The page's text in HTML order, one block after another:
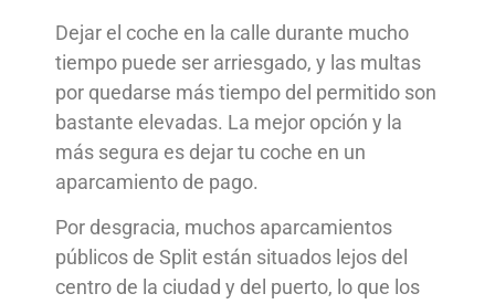
Dejar el coche en la calle durante mucho
tiempo puede ser arriesgado, y las multas
por quedarse más tiempo del permitido son
bastante elevadas. La mejor opción y la
más segura es dejar tu coche en un
aparcamiento de pago.
Por desgracia, muchos aparcamientos
públicos de Split están situados lejos del
centro de la ciudad y del puerto, lo que los